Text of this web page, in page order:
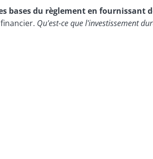
bases du règlement en fournissant
Qu'est-ce que l'investissement